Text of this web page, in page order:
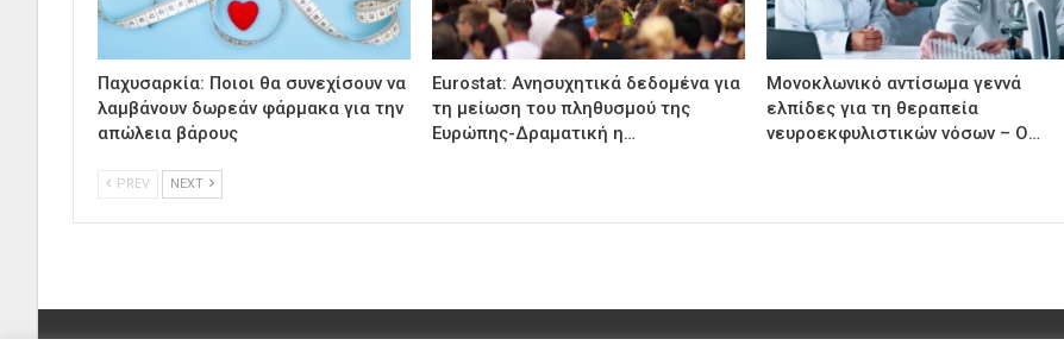
Παχυσαρκία: Ποιοι θα συνεχίσουν να
λαμβάνουν δωρεάν φάρμακα για την
απώλεια βάρους
Eurostat: Ανησυχητικά δεδομένα για
τη μείωση του πληθυσμού της
Ευρώπης-Δραματική η…
Μονοκλωνικό αντίσωμα γεννά
ελπίδες για τη θεραπεία
νευροεκφυλιστικών νόσων – Ο…
PREV NEXT